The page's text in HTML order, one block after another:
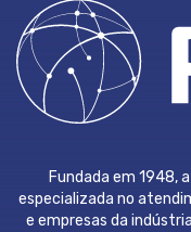
Fundada em 1948,
especializada no
e empresas da